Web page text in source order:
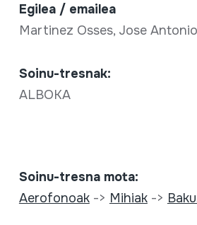
Egilea / emailea
Martinez Osses, Jose Antonio
Soinu-tresnak:
ALBOKA
Soinu-tresna mota:
Aerofonoak-> Mihiak->